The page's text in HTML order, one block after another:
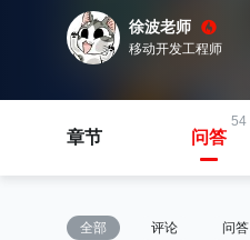
徐波老师
移动开发工程师
章节
54
问答
全部 评论 问答